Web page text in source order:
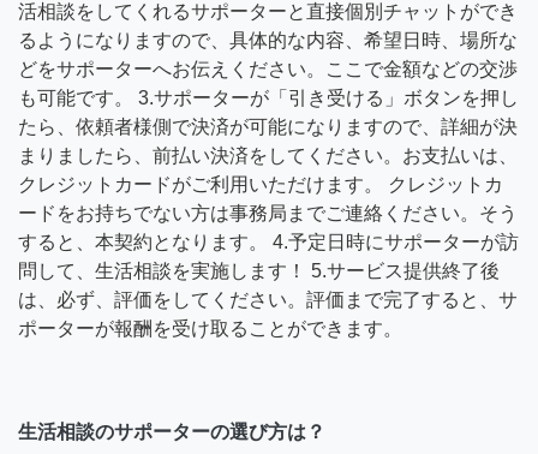
活相談をしてくれるサポーターと直接個別チャットができ
るようになりますので、具体的な内容、希望日時、場所な
どをサポーターへお伝えください。ここで金額などの交渉
も可能です。 3.サポーターが「引き受ける」ボタンを押し
たら、依頼者様側で決済が可能になりますので、詳細が決
まりましたら、前払い決済をしてください。お支払いは、
クレジットカードがご利用いただけます。 クレジットカ
ードをお持ちでない方は事務局までご連絡ください。そう
すると、本契約となります。 4.予定日時にサポーターが訪
問して、生活相談を実施します！ 5.サービス提供終了後
は、必ず、評価をしてください。評価まで完了すると、サ
ポーターが報酬を受け取ることができます。
生活相談のサポーターの選び方は？